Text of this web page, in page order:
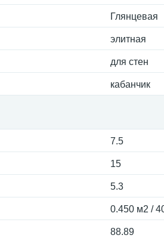
Глянцевая
элитная
для стен
кабанчик
7.5
15
5.3
0.450 м2 /
88.89